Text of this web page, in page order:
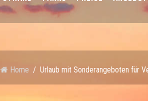
Home / Urlaub mit Sonderangeboten für